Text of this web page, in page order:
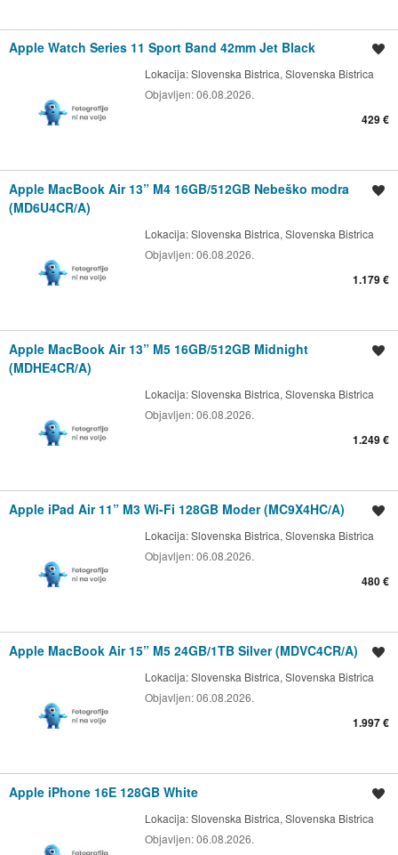
Apple Watch Series 11 Sport Band 42mm Jet Black
Lokacija:Slovenska Bistrica, Slovenska Bistrica
Objavljen:06.08.2026.
429 €
Apple MacBook Air 13” M4 16GB/512GB Nebeško modra
(MD6U4CR/A)
Lokacija:Slovenska Bistrica, Slovenska Bistrica
Objavljen:06.08.2026.
1.179 €
Apple MacBook Air 13” M5 16GB/512GB Midnight
(MDHE4CR/A)
Lokacija:Slovenska Bistrica, Slovenska Bistrica
Objavljen:06.08.2026.
1.249 €
Apple iPad Air 11” M3 Wi-Fi 128GB Moder (MC9X4HC/A)
Lokacija:Slovenska Bistrica, Slovenska Bistrica
Objavljen:06.08.2026.
480 €
Apple MacBook Air 15” M5 24GB/1TB Silver (MDVC4CR/A)
Lokacija:Slovenska Bistrica, Slovenska Bistrica
Objavljen:06.08.2026.
1.997 €
Apple iPhone 16E 128GB White
Lokacija:Slovenska Bistrica, Slovenska Bistrica
Objavljen:06.08.2026.